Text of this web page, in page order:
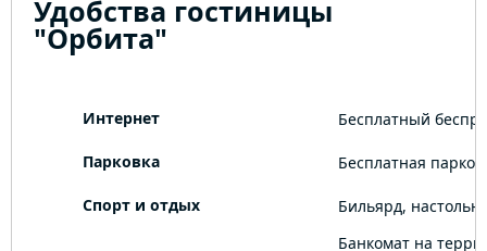
Удобства гостиницы
"Орбита"
Интернет Бесплатный
Парковка Бесплатная
Спорт и отдых Бильярд,
Банкомат на